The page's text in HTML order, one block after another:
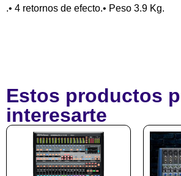
.• 4 retornos de efecto.• Peso 3.9 Kg.
Estos productos
interesarte